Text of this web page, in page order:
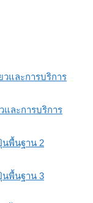
วและการบริการ
และการบริการ
นพื้นฐาน 2
นพื้นฐาน 3